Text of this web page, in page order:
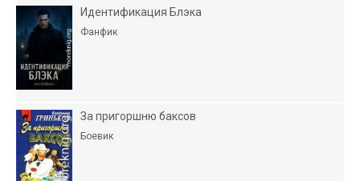
Идентификация Блэка
Фанфик
За пригоршню баксов
Боевик